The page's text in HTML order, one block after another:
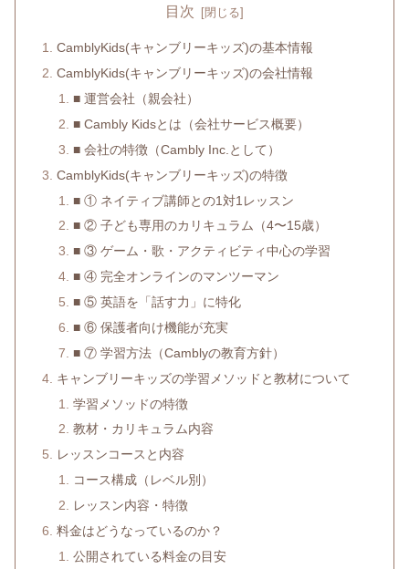
目次
CamblyKids(キャンブリーキッズ)の基本情報
CamblyKids(キャンブリーキッズ)の会社情報
■ 運営会社（親会社）
■ Cambly Kidsとは（会社サービス概要）
■ 会社の特徴（Cambly Inc.として）
CamblyKids(キャンブリーキッズ)の特徴
■ ① ネイティブ講師との1対1レッスン
■ ② 子ども専用のカリキュラム（4〜15歳）
■ ③ ゲーム・歌・アクティビティ中心の学習
■ ④ 完全オンラインのマンツーマン
■ ⑤ 英語を「話す力」に特化
■ ⑥ 保護者向け機能が充実
■ ⑦ 学習方法（Camblyの教育方針）
キャンブリーキッズの学習メソッドと教材について
学習メソッドの特徴
教材・カリキュラム内容
レッスンコースと内容
コース構成（レベル別）
レッスン内容・特徴
料金はどうなっているのか？
公開されている料金の目安